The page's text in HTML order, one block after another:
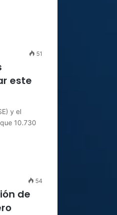
51
este
y el
10.730
54
de